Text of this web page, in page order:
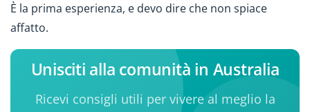
È la prima esperienza, e devo dire che non spiace
affatto.
Unisciti alla comunità in Australia
Ricevi consigli utili per vivere al meglio la